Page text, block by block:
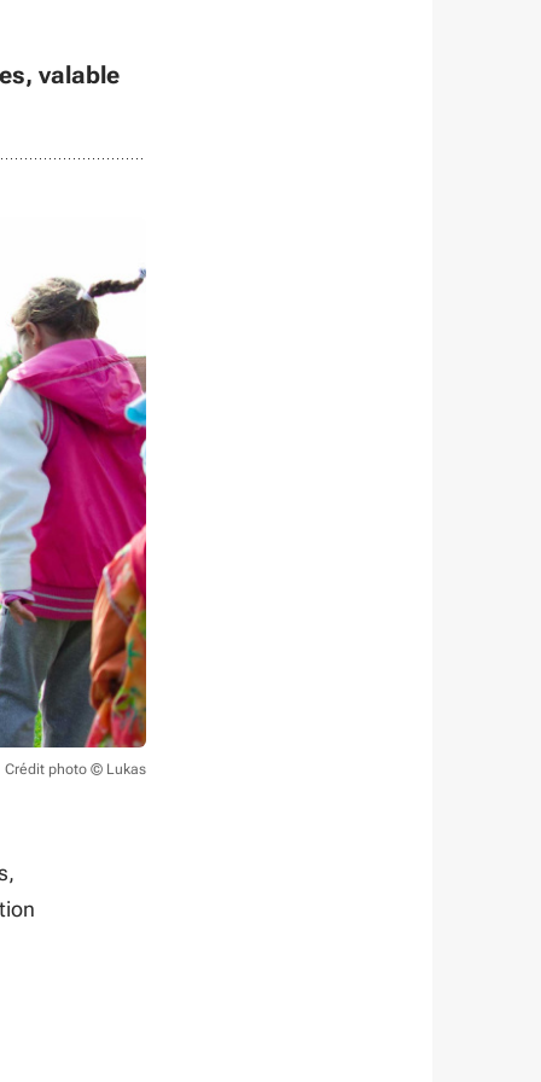
valable
Crédit photo © Lukas